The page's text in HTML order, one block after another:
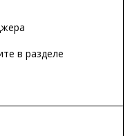
в разделе